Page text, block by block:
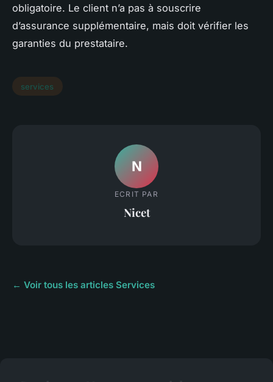
obligatoire. Le client n’a pas à souscrire
d’assurance supplémentaire, mais doit vérifier les
garanties du prestataire.
services
N
ECRIT PAR
Nicet
← Voir tous les articles Services